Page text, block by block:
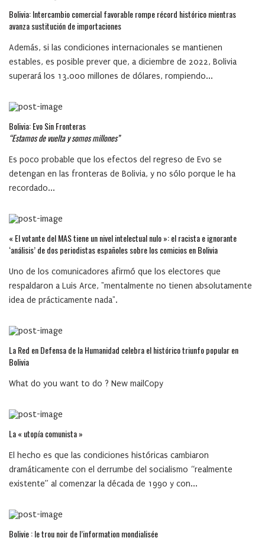
Bolivia: Intercambio comercial favorable rompe récord histórico mientras
avanza sustitución de importaciones
Además, si las condiciones internacionales se mantienen
estables, es posible prever que, a diciembre de 2022, Bolivia
superará los 13.000 millones de dólares, rompiendo...
Bolivia: Evo Sin Fronteras
“Estamos de vuelta y somos millones”
Es poco probable que los efectos del regreso de Evo se
detengan en las fronteras de Bolivia, y no sólo porque le ha
recordado...
« El votante del MAS tiene un nivel intelectual nulo »: el racista e ignorante
‘análisis’ de dos periodistas españoles sobre los comicios en Bolivia
Uno de los comunicadores afirmó que los electores que
respaldaron a Luis Arce, "mentalmente no tienen absolutamente
idea de prácticamente nada".
La Red en Defensa de la Humanidad celebra el histórico triunfo popular en
Bolivia
What do you want to do ? New mailCopy
La « utopía comunista »
El hecho es que las condiciones históricas cambiaron
dramáticamente con el derrumbe del socialismo “realmente
existente” al comenzar la década de 1990 y con...
Bolivie : le trou noir de l’information mondialisée